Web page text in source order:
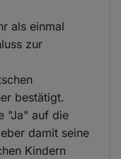
als einmal
zur
bestätigt.
"Ja" auf die
damit seine
Kindern